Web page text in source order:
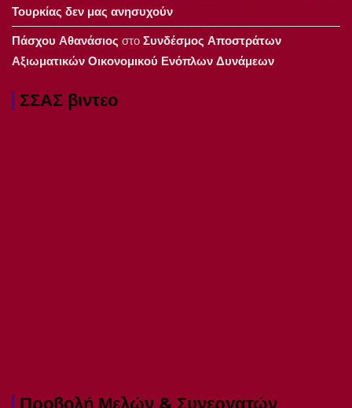
Τουρκίας δεν μας ανησυχούν
Πάσχου Αθανάσιος στοΣυνδέσμος Αποστράτων
Αξιωματικών Οικονομικού Ενόπλων Δυνάμεων
ΣΣΑΣ βιντεο
Προβολή Μελών & Συνεργατών